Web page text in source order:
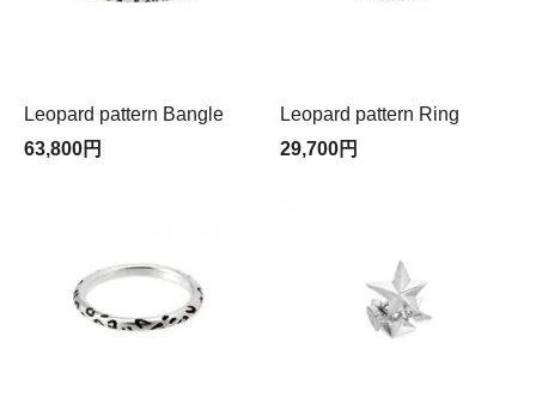
Leopard pattern Bangle
63,800円
Leopard pattern Ring
29,700円